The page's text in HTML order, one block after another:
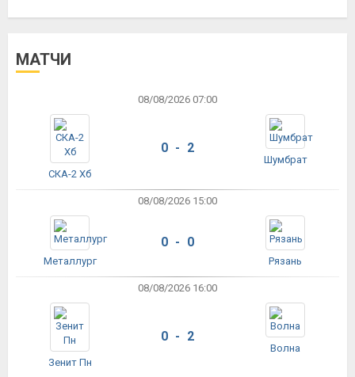
МАТЧИ
08/08/2026 07:00
СКА-2 Хб
0 - 2
Шумбрат
08/08/2026 15:00
Металлург
0 - 0
Рязань
08/08/2026 16:00
Зенит Пн
0 - 2
Волна